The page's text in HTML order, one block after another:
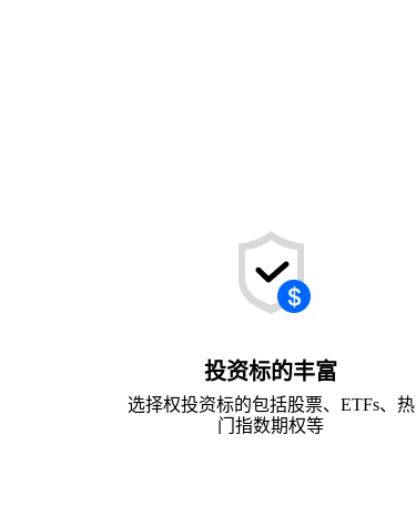
投资标的丰富
选择权投资标的包括股票、ETFs、热
门指数期权等